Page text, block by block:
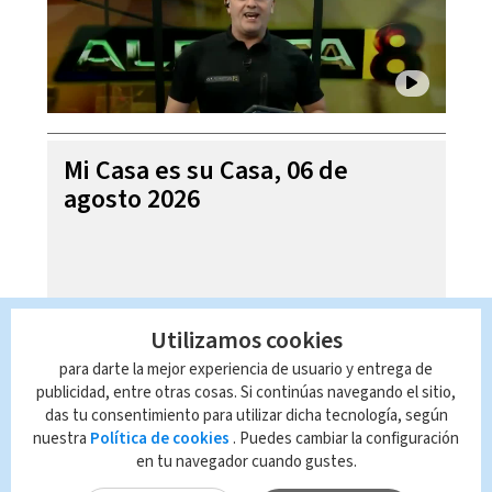
Mi Casa es su Casa, 06 de
agosto 2026
Utilizamos cookies
para darte la mejor experiencia de usuario y entrega de
publicidad, entre otras cosas. Si continúas navegando el sitio,
das tu consentimiento para utilizar dicha tecnología, según
nuestra Política de cookies . Puedes cambiar la configuración
en tu navegador cuando gustes.